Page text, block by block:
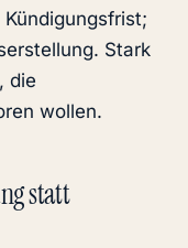
Stark
die
wollen.
statt